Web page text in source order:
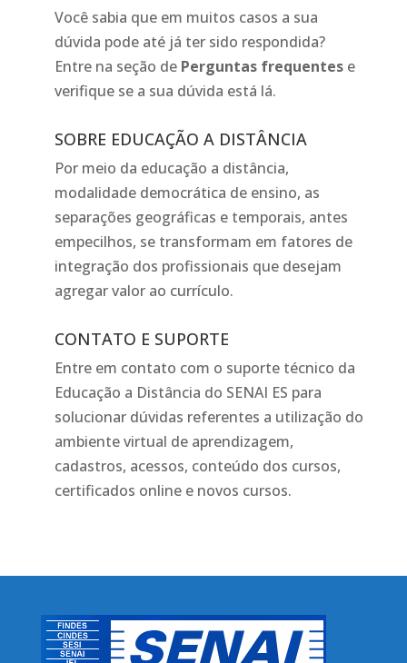
Você sabia que em muitos casos a sua
dúvida pode até já ter sido respondida?
Entre na seção de Perguntas frequentese
verifique se a sua dúvida está lá.
SOBRE EDUCAÇÃO A DISTÂNCIA
Por meio da educação a distância,
modalidade democrática de ensino, as
separações geográficas e temporais, antes
empecilhos, se transformam em fatores de
integração dos profissionais que desejam
agregar valor ao currículo.
CONTATO E SUPORTE
Entre em contato com o suporte técnico da
Educação a Distância do SENAI ES para
solucionar dúvidas referentes a utilização do
ambiente virtual de aprendizagem,
cadastros, acessos, conteúdo dos cursos,
certificados online e novos cursos.